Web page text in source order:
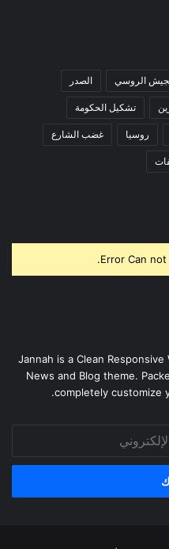
الروسي الصدر
تشكيل الحكومة
روسيا غضب الشارع
Error Can
Jannah is a Clean
News and Blog theme.
completely customize